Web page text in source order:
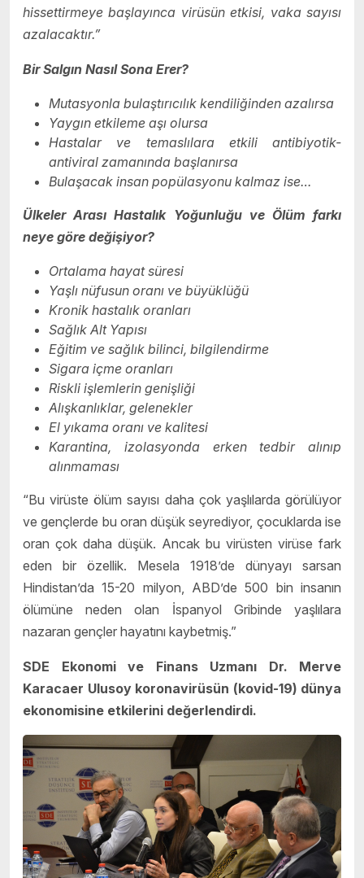
hissettirmeye başlayınca virüsün etkisi, vaka sayısı
azalacaktır.”
Bir Salgın Nasıl Sona Erer?
Mutasyonla bulaştırıcılık kendiliğinden azalırsa
Yaygın etkileme aşı olursa
Hastalar ve temaslılara etkili antibiyotik-
antiviral zamanında başlanırsa
Bulaşacak insan popülasyonu kalmaz ise…
Ülkeler Arası Hastalık Yoğunluğu ve Ölüm farkı
neye göre değişiyor?
Ortalama hayat süresi
Yaşlı nüfusun oranı ve büyüklüğü
Kronik hastalık oranları
Sağlık Alt Yapısı
Eğitim ve sağlık bilinci, bilgilendirme
Sigara içme oranları
Riskli işlemlerin genişliği
Alışkanlıklar, gelenekler
El yıkama oranı ve kalitesi
Karantina, izolasyonda erken tedbir alınıp
alınmaması
“Bu virüste ölüm sayısı daha çok yaşlılarda görülüyor
ve gençlerde bu oran düşük seyrediyor, çocuklarda ise
oran çok daha düşük. Ancak bu virüsten virüse fark
eden bir özellik. Mesela 1918’de dünyayı sarsan
Hindistan’da 15-20 milyon, ABD’de 500 bin insanın
ölümüne neden olan İspanyol Gribinde yaşlılara
nazaran gençler hayatını kaybetmiş.”
SDE Ekonomi ve Finans Uzmanı Dr. Merve
Karacaer Ulusoy koronavirüsün (kovid-19) dünya
ekonomisine etkilerini değerlendirdi.